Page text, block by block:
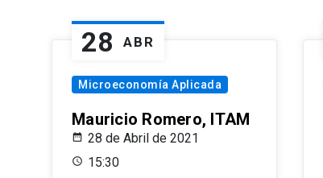
28 ABR
Microeconomía Aplicada
Mauricio Romero, ITAM
28 de Abril de 2021
15:30